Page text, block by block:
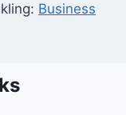
Business